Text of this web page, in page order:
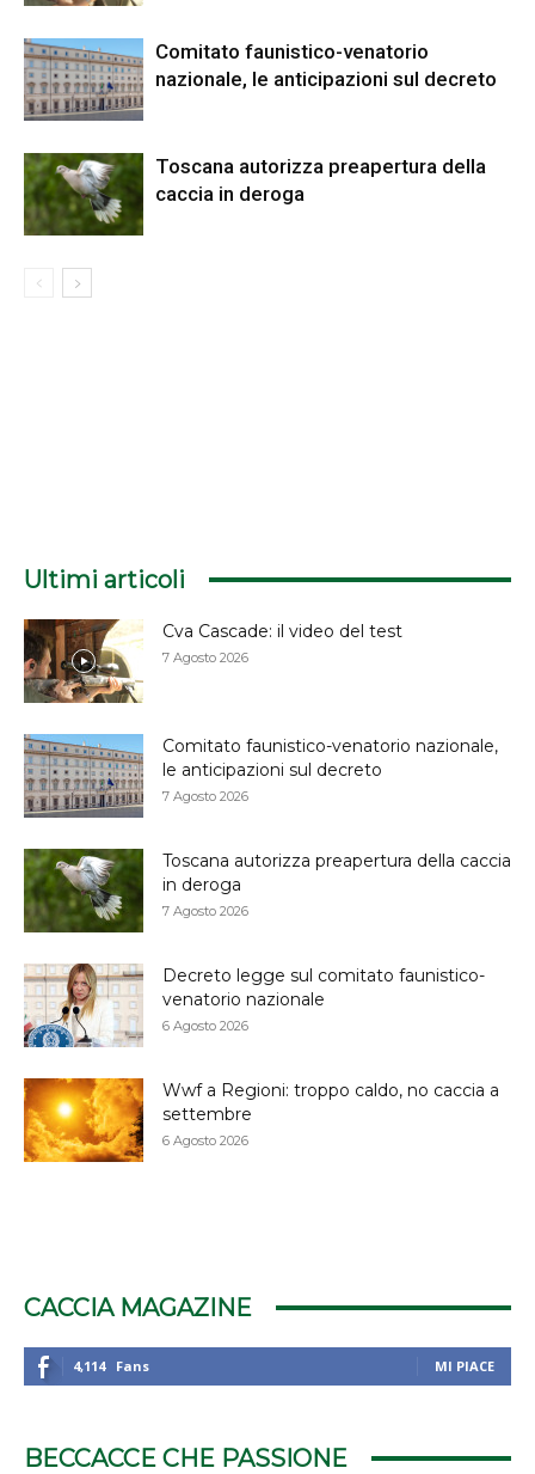
Comitato faunistico-venatorio
nazionale, le anticipazioni sul decreto
Toscana autorizza preapertura della
caccia in deroga
Ultimi articoli
Cva Cascade: il video del test
7 Agosto 2026
Comitato faunistico-venatorio nazionale,
le anticipazioni sul decreto
7 Agosto 2026
Toscana autorizza preapertura della caccia
in deroga
7 Agosto 2026
Decreto legge sul comitato faunistico-
venatorio nazionale
6 Agosto 2026
Wwf a Regioni: troppo caldo, no caccia a
settembre
6 Agosto 2026
CACCIA MAGAZINE
4,114 Fans MI PIACE
BECCACCE CHE PASSIONE